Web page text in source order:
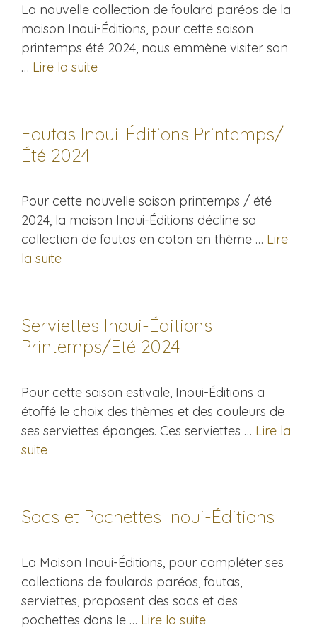
La nouvelle collection de foulard paréos de la
maison Inoui-Éditions, pour cette saison
printemps été 2024, nous emmène visiter son
… Lire la suite
Foutas Inoui-Éditions Printemps/
Été 2024
Pour cette nouvelle saison printemps / été
2024, la maison Inoui-Éditions décline sa
collection de foutas en coton en thème … Lire
la suite
Serviettes Inoui-Éditions
Printemps/Eté 2024
Pour cette saison estivale, Inoui-Éditions a
étoffé le choix des thèmes et des couleurs de
ses serviettes éponges. Ces serviettes … Lire la
suite
Sacs et Pochettes Inoui-Éditions
La Maison Inoui-Éditions, pour compléter ses
collections de foulards paréos, foutas,
serviettes, proposent des sacs et des
pochettes dans le … Lire la suite